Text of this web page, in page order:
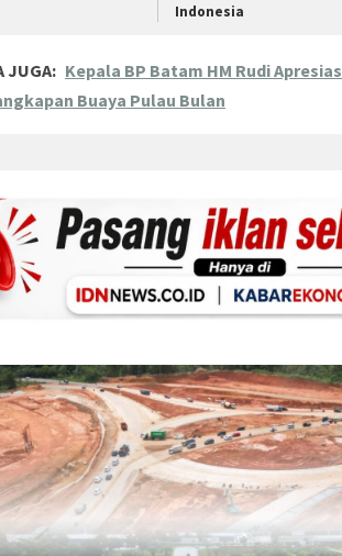
Indonesia
JUGA: Kepala BP Batam HM Rudi
Buaya Pulau Bulan